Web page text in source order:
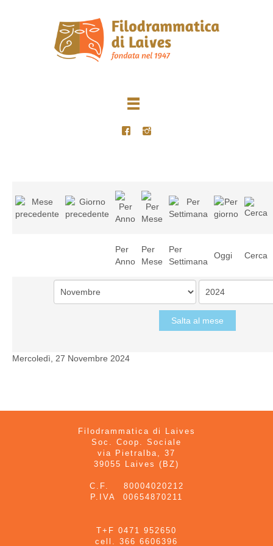
Per
Anno
Per
Mese
Per
Settimana
Oggi Cerca
Salta al mese
Mercoledì, 27 Novembre 2024
Filodrammatica di Laives
Soc. Coop. Sociale
via Pietralba, 37
39055 Laives (BZ)
C.F. 80004020212
P.IVA 00654870211
T+F 0471 952650
cell. 366 6606396